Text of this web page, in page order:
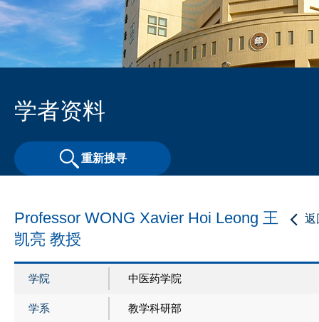
学者资料
重新搜寻
返
Professor WONG Xavier Hoi Leong 王
凯亮 教授
学院 中医药学院
学系 教学科研部